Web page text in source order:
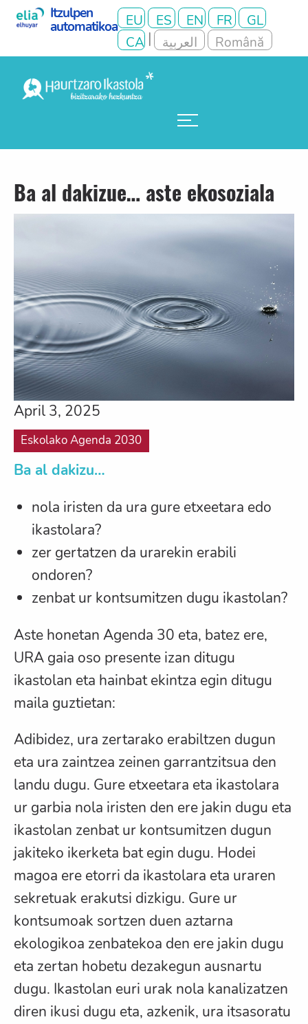
Ba al dakizue… aste ekosoziala
April 3, 2025
Eskolako Agenda 2030
Ba al dakizu…
nola iristen da ura gure etxeetara edo
ikastolara?
zer gertatzen da urarekin erabili
ondoren?
zenbat ur kontsumitzen dugu ikastolan?
Aste honetan Agenda 30 eta, batez ere,
URA gaia oso presente izan ditugu
ikastolan eta hainbat ekintza egin ditugu
maila guztietan:
Adibidez, ura zertarako erabiltzen dugun
eta ura zaintzea zeinen garrantzitsua den
landu dugu. Gure etxeetara eta ikastolara
ur garbia nola iristen den ere jakin dugu eta
ikastolan zenbat ur kontsumitzen dugun
jakiteko ikerketa bat egin dugu. Hodei
magoa ere etorri da ikastolara eta uraren
sekretuak erakutsi dizkigu. Gure ur
kontsumoak sortzen duen aztarna
ekologikoa zenbatekoa den ere jakin dugu
eta zertan hobetu dezakegun ausnartu
dugu. Ikastolan euri urak nola kanalizatzen
diren ikusi dugu eta, azkenik, ura itsasoratu